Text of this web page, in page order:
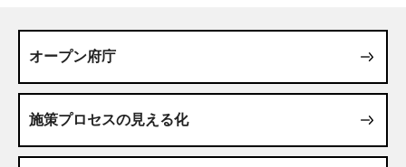
オープン府庁
施策プロセスの見える化